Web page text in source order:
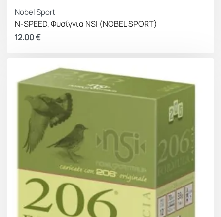
Nobel Sport
N-SPEED, Φυσίγγια NSI (NOBEL SPORT)
12.00€